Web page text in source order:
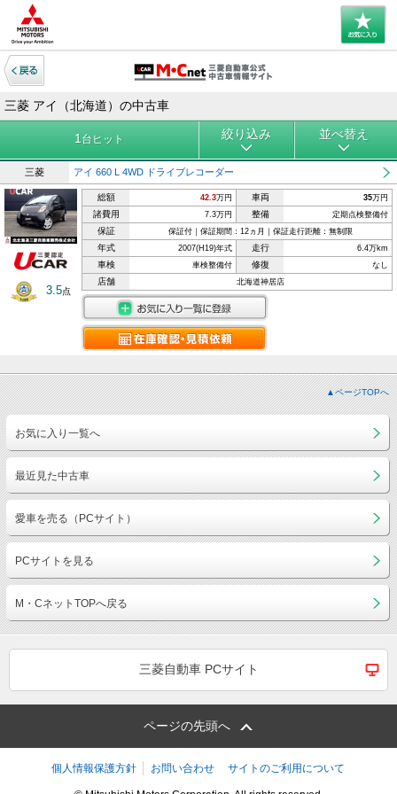
三菱 アイ（北海道）の中古車
1 台ヒット 絞り込み 並べ替え
三菱 アイ 660 L 4WD ドライブレコーダー
3.5点
総額 42.3万円 車両 35万円
諸費用 7.3万円 整備 定期点検整備付
保証 保証付｜保証期間：12ヵ月｜保証走行距離：無制限
年式 2007(H19)年式 走行 6.4万km
車検 車検整備付 修復 なし
店舗 北海道神居店
▲ページTOPへ
お気に入り一覧へ
最近見た中古車
愛車を売る（PCサイト）
PCサイトを見る
M・CネットTOPへ戻る
三菱自動車 PCサイト
ページの先頭へ
個人情報保護方針 お問い合わせ サイトのご利用について